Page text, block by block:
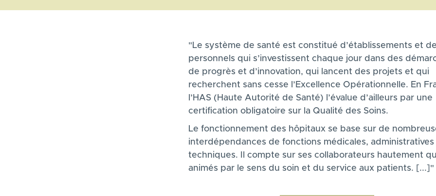
"Le système de santé est constitué d’établissements et de
personnels qui s’investissent chaque jour dans des
de progrès et d’innovation, qui lancent des projets et qui
recherchent sans cesse l’Excellence Opérationnelle. En
l’HAS (Haute Autorité de Santé) l’évalue d’ailleurs par une
certification obligatoire sur la Qualité des Soins.
Le fonctionnement des hôpitaux se base sur de
interdépendances de fonctions médicales, administratives
techniques. Il compte sur ses collaborateurs hautement
animés par le sens du soin et du service aux patients. [...]"